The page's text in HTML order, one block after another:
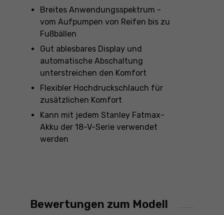
Breites Anwendungsspektrum -
vom Aufpumpen von Reifen bis zu
Fußbällen
Gut ablesbares Display und
automatische Abschaltung
unterstreichen den Komfort
Flexibler Hochdruckschlauch für
zusätzlichen Komfort
Kann mit jedem Stanley Fatmax-
Akku der 18-V-Serie verwendet
werden
Bewertungen zum Modell